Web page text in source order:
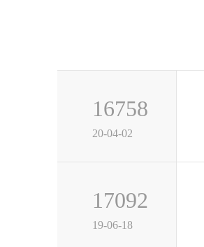
16758
20-04-02
17092
19-06-18